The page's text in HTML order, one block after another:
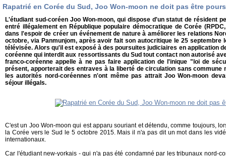
Rapatrié en Corée du Sud, Joo Won-moon ne doit pas être
L'étudiant sud-coréen Joo Won-moon, qui dispose d'un statut de résident
entré illégalement en République populaire démocratique de Corée
dans l'espoir de créer un événement de nature à améliorer les relations
octobre, via Panmunjom, après avoir fait son autocritique le 25 septembre
télévisée. Alors qu'il est exposé à des poursuites judiciaires en application
coréenne qui interdit aux ressortissants du Sud tout contact non autorisé
franco-coréenne appelle à ne pas faire application de l'inique "loi de
présent, apporterait des entraves à la liberté de circulation sans commune
les autorités nord-coréennes n'ont même pas attrait Joo Won-moon
séjour illégals.
C'est un Joo Won-moon qui est apparu souriant et détendu, comme toujours,
la Corée vers le Sud le 5 octobre 2015. Mais il n'a pas dit un mot dans les
internationaux.
Car l'étudiant new-yorkais - qui n'a pas été condamné par les tribunaux nord-